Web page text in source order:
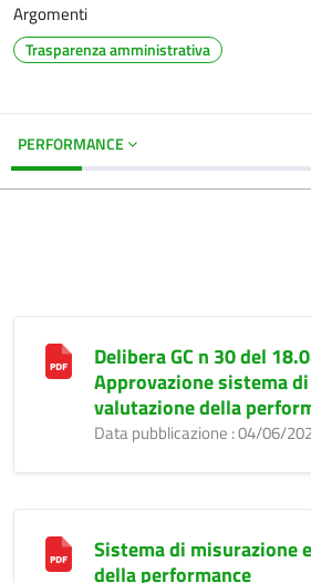
Argomenti
Trasparenza amministrativa
PERFORMANCE
Delibera GC n 30 del
Approvazione sistema
valutazione della
Data pubblicazione : 04/06/
Sistema di misurazione
della performance